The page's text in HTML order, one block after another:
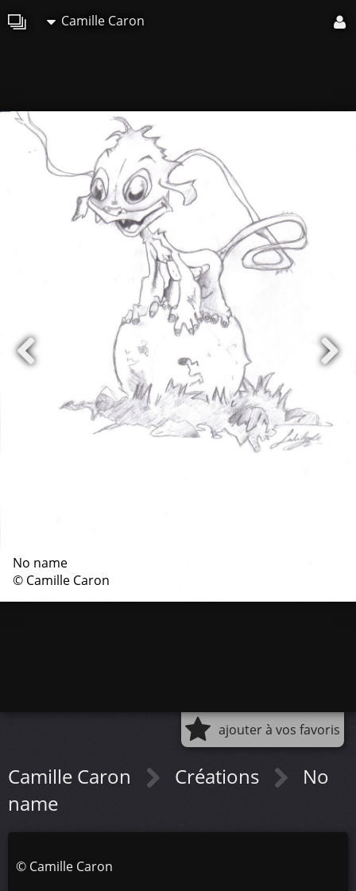
Camille Caron
No name
© Camille Caron
ajouter à vos favoris
Camille Caron Créations
No
name
© Camille Caron